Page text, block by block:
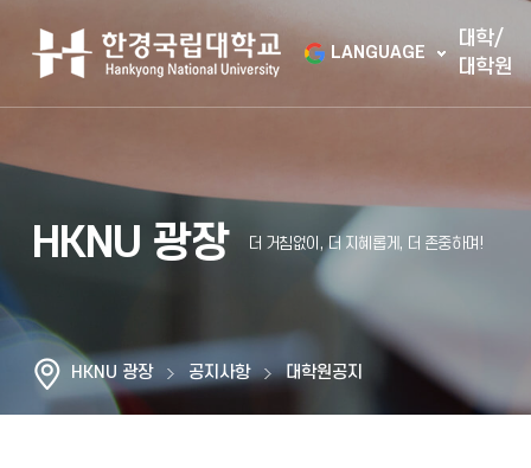
LANGUAGE
대학/
대학원
HKNU 광장
HKNU 광장 공지사항 대학원공지